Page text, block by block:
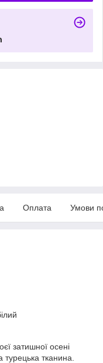
Оплата Умови
затишної осені
турецька тканина.